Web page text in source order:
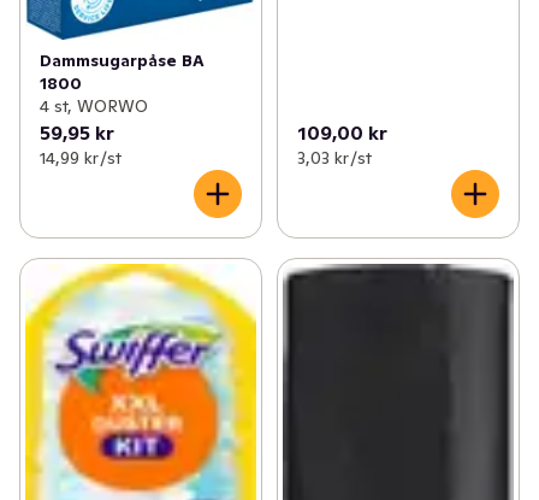
Dammsugarpåse BA
1800
4 st, WORWO
59,95 kr
14,99 kr /st
109,00 kr
3,03 kr /st